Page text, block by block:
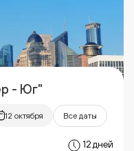
- Юг"
12 октября Все даты
12 дней